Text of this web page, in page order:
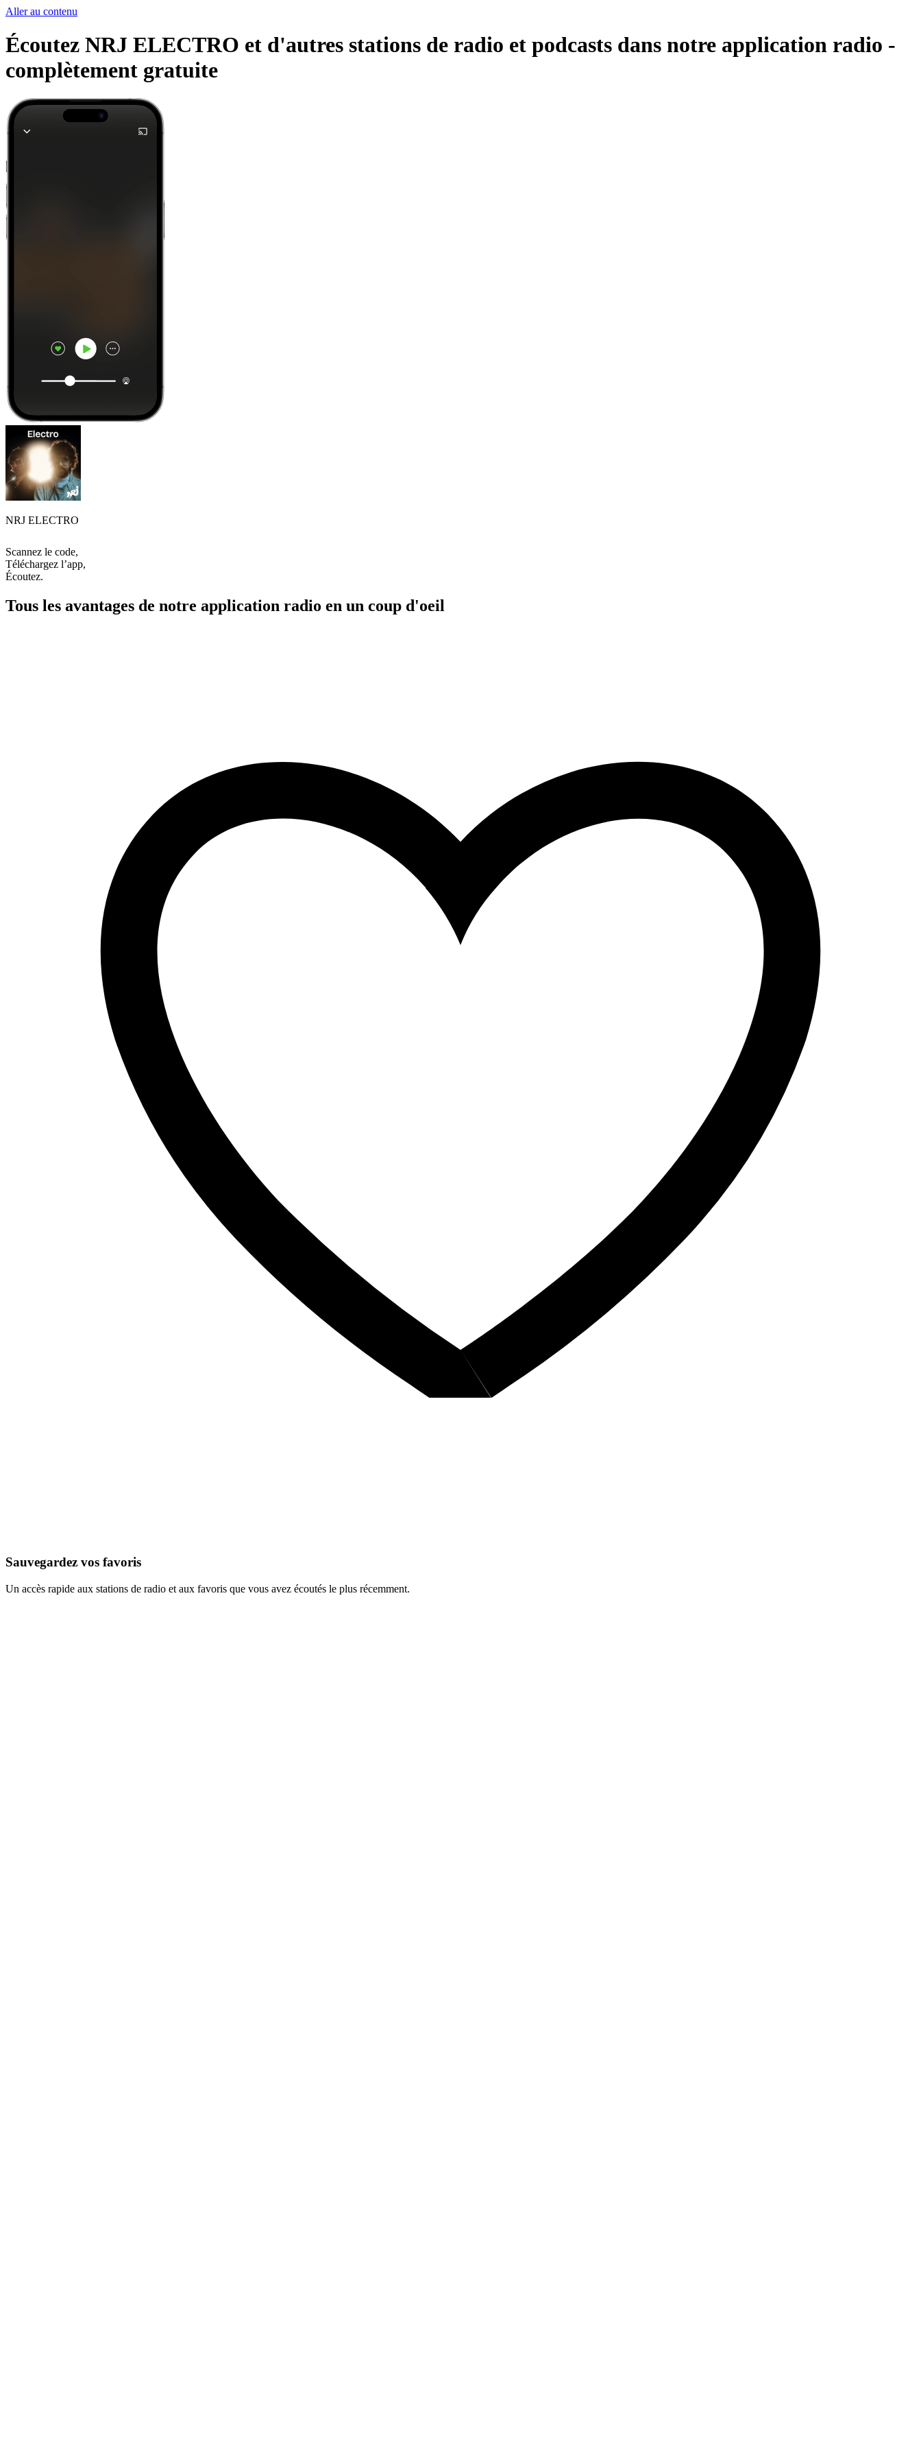
Aller au contenu
Écoutez NRJ ELECTRO et d'autres stations de radio et podcasts dans notre application radio -
complètement gratuite
NRJ ELECTRO
Scannez le code,
Téléchargez l’app,
Écoutez.
Tous les avantages de notre application radio en un coup d'oeil
Sauvegardez vos favoris
Un accès rapide aux stations de radio et aux favoris que vous avez écoutés le plus récemment.